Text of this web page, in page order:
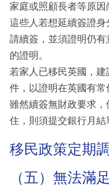
家庭或照顧長者等原因
這些人若想延續簽證
請續簽，並須證明仍
的證明。
若家人已移民英國，
件，以證明在英國有常
雖然續簽無財政要求
住，則須提交銀行月結
移民政策定期
（五）無法滿